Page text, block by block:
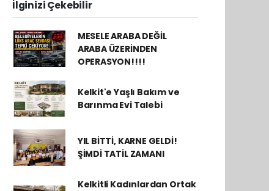
İlginizi Çekebilir
MESELE ARABA DEĞİL
ARABA ÜZERİNDEN
OPERASYON!!!!
Kelkit'e Yaşlı Bakım ve
Barınma Evi Talebi
YIL BİTTİ, KARNE GELDİ!
ŞİMDİ TATİL ZAMANI
Kelkitli Kadınlardan Ortak